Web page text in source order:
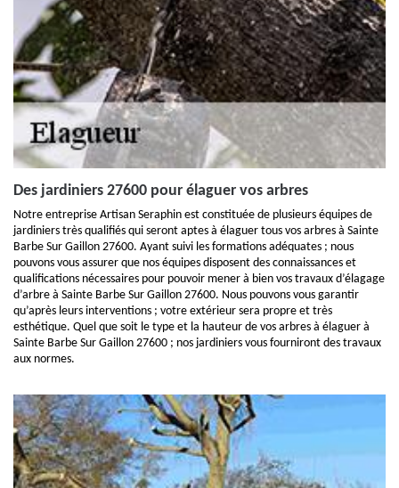
Des jardiniers 27600 pour élaguer vos arbres
Notre entreprise Artisan Seraphin est constituée de plusieurs équipes de
jardiniers très qualifiés qui seront aptes à élaguer tous vos arbres à Sainte
Barbe Sur Gaillon 27600. Ayant suivi les formations adéquates ; nous
pouvons vous assurer que nos équipes disposent des connaissances et
qualifications nécessaires pour pouvoir mener à bien vos travaux d’élagage
d’arbre à Sainte Barbe Sur Gaillon 27600. Nous pouvons vous garantir
qu’après leurs interventions ; votre extérieur sera propre et très
esthétique. Quel que soit le type et la hauteur de vos arbres à élaguer à
Sainte Barbe Sur Gaillon 27600 ; nos jardiniers vous fourniront des travaux
aux normes.